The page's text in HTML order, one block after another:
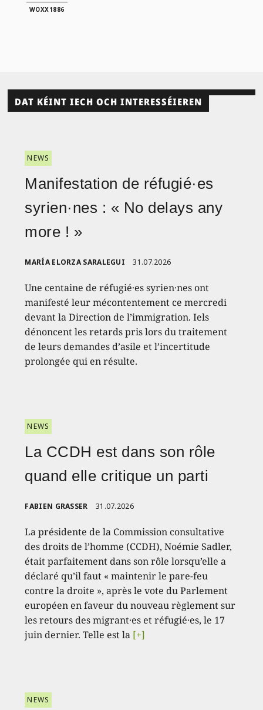
WOXX1886
DAT KÉINT IECH OCH INTERESSÉIEREN
NEWS
Manifestation de réfugié·es
syrien·nes : « No delays any
more ! »
MARÍA ELORZA SARALEGUI 31.07.2026
Une centaine de réfugié·es syrien·nes ont
manifesté leur mécontentement ce mercredi
devant la Direction de l’immigration. Iels
dénoncent les retards pris lors du traitement
de leurs demandes d’asile et l’incertitude
prolongée qui en résulte.
NEWS
La CCDH est dans son rôle
quand elle critique un parti
FABIEN GRASSER 31.07.2026
La présidente de la Commission consultative
des droits de l’homme (CCDH), Noémie Sadler,
était parfaitement dans son rôle lorsqu’elle a
déclaré qu’il faut « maintenir le pare-feu
contre la droite », après le vote du Parlement
européen en faveur du nouveau règlement sur
les retours des migrant·es et réfugié·es, le 17
juin dernier. Telle est la [+]
NEWS